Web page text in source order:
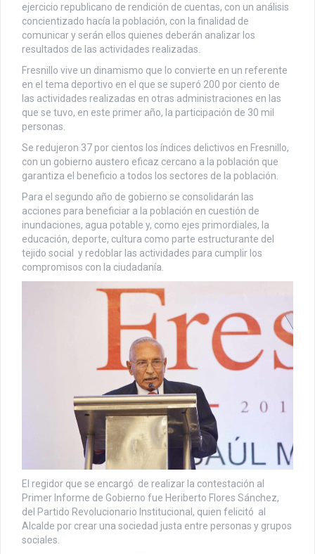
ejercicio republicano de rendición de cuentas, con un análisis
concientizado hacía la población, con la finalidad de
comunicar y serán ellos quienes deberán analizar los
resultados de las actividades realizadas.
Fresnillo vive un dinamismo que lo convierte en un referente
en el tema deportivo en el que se superó 200 por ciento de
las actividades realizadas en otras administraciones en las
que se tuvo, en este primer año, la participación de 30 mil
personas.
Se redujeron 37 por cientos los índices delictivos en Fresnillo,
con un gobierno austero eficaz cercano a la población que
garantiza el beneficio a todos los sectores de la población.
Para el segundo año de gobierno se consolidarán las
acciones para beneficiar a la población en cuestión de
inundaciones, agua potable y, como ejes primordiales, la
educación, deporte, cultura como parte estructurante del
tejido social y redoblar las actividades para cumplir los
compromisos con la ciudadanía.
El regidor que se encargó de realizar la contestación al
Primer Informe de Gobierno fue Heriberto Flores Sánchez,
del Partido Revolucionario Institucional, quien felicitó al
Alcalde por crear una sociedad justa entre personas y grupos
sociales.